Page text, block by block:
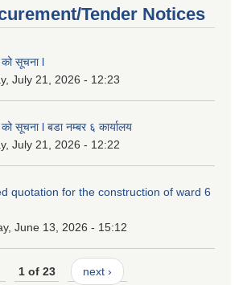
Tender Notices
सूचना l
July 21, 2026 - 12:23
सूचना l बडा नम्बर ६ कार्यालय
July 21, 2026 - 12:22
quotation for the construction of ward 6
June 13, 2026 - 15:12
1 of 23 next ›